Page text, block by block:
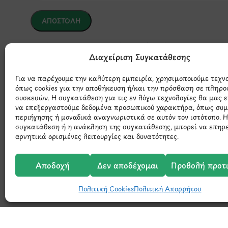
Διαχείριση Συγκατάθεσης
Για να παρέχουμε την καλύτερη εμπειρία, χρησιμοποιούμε
όπως cookies για την αποθήκευση ή/και την πρόσβαση σε
συσκευών. Η συγκατάθεση για τις εν λόγω τεχνολογίες θα μας
να επεξεργαστούμε δεδομένα προσωπικού χαρακτήρα, όπως
περιήγησης ή μοναδικά αναγνωριστικά σε αυτόν τον ιστότοπο.
συγκατάθεση ή η ανάκληση της συγκατάθεσης, μπορεί να
αρνητικά ορισμένες λειτουργίες και δυνατότητες.
Αποδοχή Δεν αποδέχομαι Προβολή
Πολιτική CookiesΠολιτική Απορρήτου
*Αυτός ο ιστότοπος προστατεύεται από το σύστημα reCAPTCHA
Μάθετε